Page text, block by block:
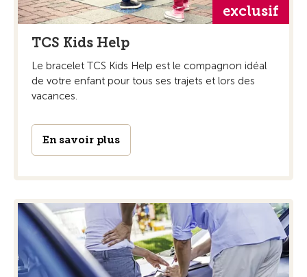
exclusif
TCS Kids Help
Le bracelet TCS Kids Help est le compagnon idéal
de votre enfant pour tous ses trajets et lors des
vacances.
En savoir plus